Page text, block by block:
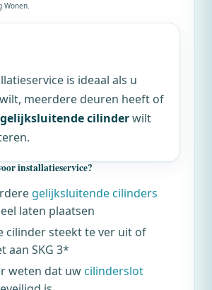
Wonen.
is ideaal als u
meerdere deuren heeft of
gelijksluitende cilinderwilt
installatieservice?
gelijksluitende cilinders
laten plaatsen
cilinder steekt te ver uit of
aan SKG 3*
weten dat uwcilinderslot